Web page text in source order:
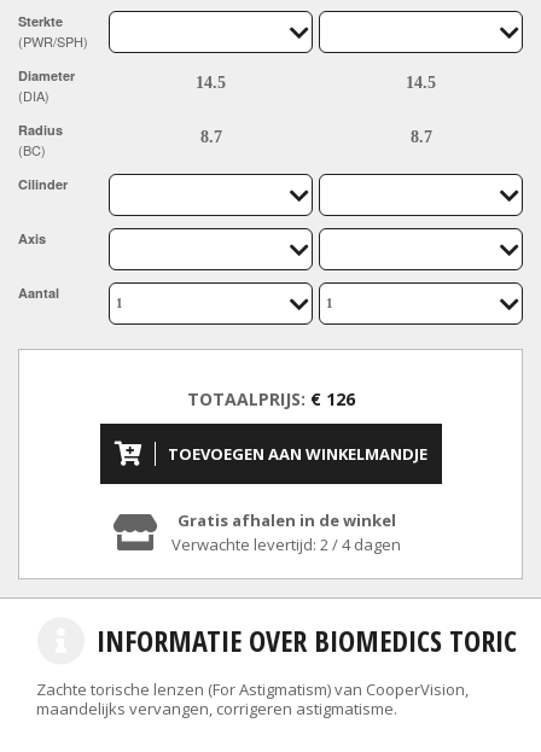
Sterkte
(PWR/SPH)
Diameter
(DIA)
Radius
(BC)
Cilinder
Axis
Aantal
TOTAALPRIJS: € 126
TOEVOEGEN AAN WINKELMANDJE
Gratis afhalen in de winkel
Verwachte levertijd: 2 / 4 dagen
INFORMATIE OVER BIOMEDICS TORIC
Zachte torische lenzen (For Astigmatism) van CooperVision,
maandelijks vervangen, corrigeren astigmatisme.